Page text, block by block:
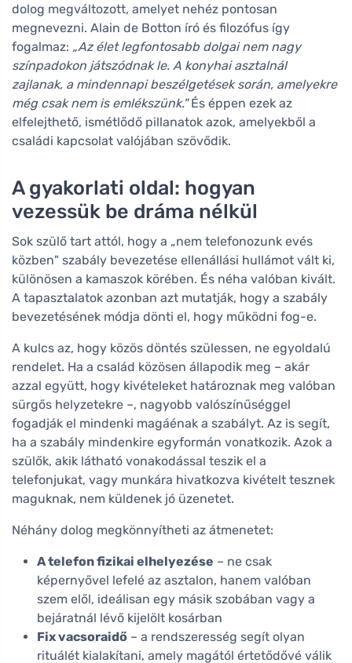
dolog megváltozott, amelyet nehéz pontosan
megnevezni. Alain de Botton író és filozófus így
fogalmaz: „Az élet legfontosabb dolgai nem nagy
színpadokon játszódnak le. A konyhai asztalnál
zajlanak, a mindennapi beszélgetések során, amelyekre
még csak nem is emlékszünk."És éppen ezek az
elfelejthető, ismétlődő pillanatok azok, amelyekből a
családi kapcsolat valójában szövődik.
A gyakorlati oldal: hogyan
vezessük be dráma nélkül
Sok szülő tart attól, hogy a „nem telefonozunk evés
közben" szabály bevezetése ellenállási hullámot vált ki,
különösen a kamaszok körében. És néha valóban kivált.
A tapasztalatok azonban azt mutatják, hogy a szabály
bevezetésének módja dönti el, hogy működni fog-e.
A kulcs az, hogy közös döntés szülessen, ne egyoldalú
rendelet. Ha a család közösen állapodik meg – akár
azzal együtt, hogy kivételeket határoznak meg valóban
sürgős helyzetekre –, nagyobb valószínűséggel
fogadják el mindenki magáénak a szabályt. Az is segít,
ha a szabály mindenkire egyformán vonatkozik. Azok a
szülők, akik látható vonakodással teszik el a
telefonjukat, vagy munkára hivatkozva kivételt tesznek
maguknak, nem küldenek jó üzenetet.
Néhány dolog megkönnyítheti az átmenetet:
A telefon fizikai elhelyezése – ne csak
képernyővel lefelé az asztalon, hanem valóban
szem elől, ideálisan egy másik szobában vagy a
bejáratnál lévő kijelölt kosárban
Fix vacsoraidő – a rendszeresség segít olyan
rituálét kialakítani, amely magától értetődővé válik